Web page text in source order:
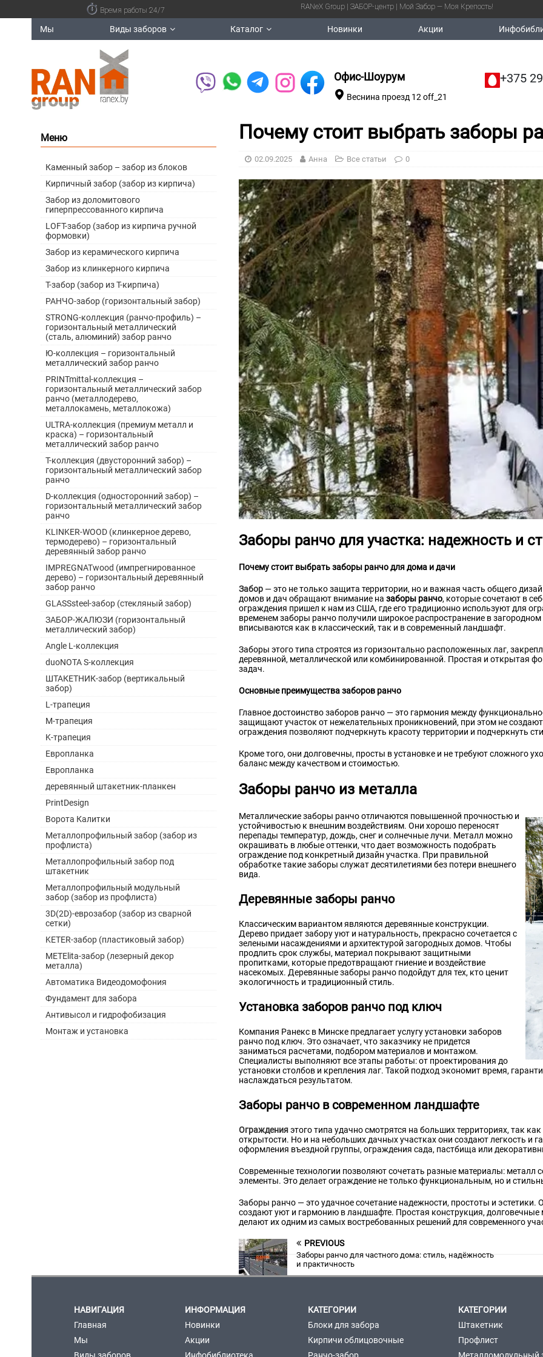
Время работы 24/7 RANeX Group | ЗАБОР-центр | Мой Забор — Моя Крепость!
Мы Виды заборов Каталог Новинки Акции
Офис-Шоурум
Веснина проезд 12 off_21
+375
Почему стоит выбрать заборы
02.09.2025 Анна Все статьи 0
Заборы ранчо для участка: надежность и
Почему стоит выбрать заборы ранчо для дома и дачи
Забор— это не только защита территории, но и важная часть общего
домов и дач обращают внимание на заборы ранчо, которые сочетают в
ограждения пришел к нам из США, где его традиционно используют для
временем заборы ранчо получили широкое распространение в загородном
вписываются как в классический, так и в современный ландшафт.
Заборы этого типа строятся из горизонтально расположенных лаг,
деревянной, металлической или комбинированной. Простая и открытая
задач.
Основные преимущества заборов ранчо
Главное достоинство заборов ранчо — это гармония между
защищают участок от нежелательных проникновений, при этом не
ограждения позволяют подчеркнуть красоту территории и подчеркнуть
Кроме того, они долговечны, просты в установке и не требуют сложного
баланс между качеством и стоимостью.
Заборы ранчо из металла
Металлические заборы ранчо отличаются повышенной прочностью и
устойчивостью к внешним воздействиям. Они хорошо переносят
перепады температур, дождь, снег и солнечные лучи. Металл можно
окрашивать в любые оттенки, что дает возможность подобрать
ограждение под конкретный дизайн участка. При правильной
обработке такие заборы служат десятилетиями без потери внешнего
вида.
Деревянные заборы ранчо
Классическим вариантом являются деревянные конструкции.
Дерево придает забору уют и натуральность, прекрасно сочетается с
зелеными насаждениями и архитектурой загородных домов. Чтобы
продлить срок службы, материал покрывают защитными
пропитками, которые предотвращают гниение и воздействие
насекомых. Деревянные заборы ранчо подойдут для тех, кто ценит
экологичность и традиционный стиль.
Установка заборов ранчо под ключ
Компания Ранекс в Минске предлагает услугу установки заборов
ранчо под ключ. Это означает, что заказчику не придется
заниматься расчетами, подбором материалов и монтажом.
Специалисты выполняют все этапы работы: от проектирования до
установки столбов и крепления лаг. Такой подход экономит время,
наслаждаться результатом.
Заборы ранчо в современном ландшафте
Огражденияэтого типа удачно смотрятся на больших территориях, так
открытости. Но и на небольших дачных участках они создают легкость и
оформления въездной группы, ограждения сада, пастбища или
Современные технологии позволяют сочетать разные материалы: металл
элементы. Это делает ограждение не только функциональным, но и
Заборы ранчо — это удачное сочетание надежности, простоты и
создают уют и гармонию в ландшафте. Простая конструкция,
делают их одним из самых востребованных решений для современного
PREVIOUS
Заборы ранчо для частного дома: стиль, надёжность
и практичность
Меню
Каменный забор – забор из блоков
Кирпичный забор (забор из кирпича)
Забор из доломитового
гиперпрессованного кирпича
LOFT-забор (забор из кирпича ручной
формовки)
Забор из керамического кирпича
Забор из клинкерного кирпича
Т-забор (забор из Т-кирпича)
РАНЧО-забор (горизонтальный забор)
STRONG-коллекция (ранчо-профиль) –
горизонтальный металлический
(сталь, алюминий) забор ранчо
Ю-коллекция – горизонтальный
металлический забор ранчо
PRINTmittal-коллекция –
горизонтальный металлический забор
ранчо (металлодерево,
металлокамень, металлокожа)
ULTRA-коллекция (премиум металл и
краска) – горизонтальный
металлический забор ранчо
Т-коллекция (двусторонний забор) –
горизонтальный металлический забор
ранчо
D-коллекция (односторонний забор) –
горизонтальный металлический забор
ранчо
KLINKER-WOOD (клинкерное дерево,
термодерево) – горизонтальный
деревянный забор ранчо
IMPREGNATwood (импрегнированное
дерево) – горизонтальный деревянный
забор ранчо
GLASSsteel-забор (стекляный забор)
ЗАБОР-ЖАЛЮЗИ (горизонтальный
металлический забор)
Angle L-коллекция
duoNOTA S-коллекция
ШТАКЕТНИК-забор (вертикальный
забор)
L-трапеция
M-трапеция
K-трапеция
Европланка
Европланка
деревянный штакетник-планкен
PrintDesign
Ворота Калитки
Металлопрофильный забор (забор из
профлиста)
Металлопрофильный забор под
штакетник
Металлопрофильный модульный
забор (забор из профлиста)
3D(2D)-еврозабор (забор из сварной
сетки)
KETER-забор (пластиковый забор)
METElita-забор (лезерный декор
металла)
Автоматика Видеодомофония
Фундамент для забора
Антивысол и гидрофобизация
Монтаж и установка
НАВИГАЦИЯ
Главная
Мы
ИНФОРМАЦИЯ
Новинки
Акции
КАТЕГОРИИ
Блоки для забора
Кирпичи облицовочные
КАТЕГОРИИ
Штакетник
Профлист